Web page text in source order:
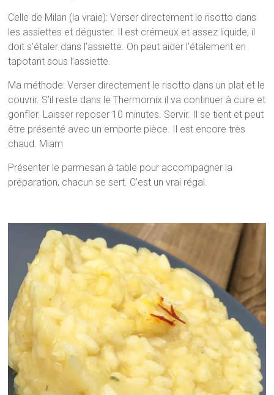
Celle de Milan (la vraie): Verser directement le risotto dans
les assiettes et déguster. Il est crémeux et assez liquide, il
doit s’étaler dans l’assiette. On peut aider l’étalement en
tapotant sous l’assiette.
Ma méthode: Verser directement le risotto dans un plat et le
couvrir. S’il reste dans le Thermomix il va continuer à cuire et
gonfler. Laisser reposer 10 minutes. Servir. Il se tient et peut
être présenté avec un emporte pièce. Il est encore très
chaud. Miam
Présenter le parmesan à table pour accompagner la
préparation, chacun se sert. C’est un vrai régal.